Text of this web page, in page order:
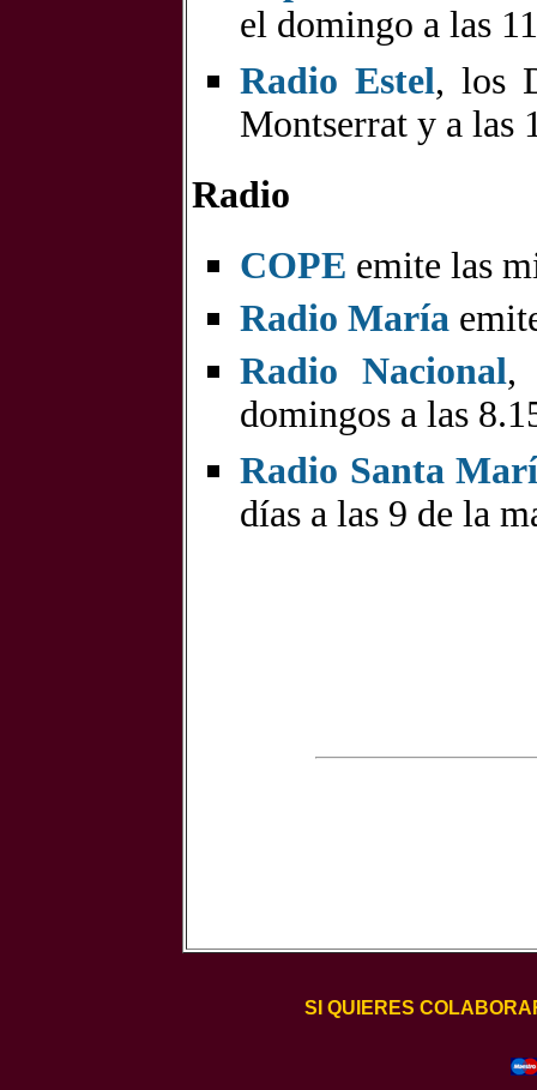
el domingo a las
Radio Estel, los
Montserrat y a las
Radio
COPE emite las
Radio María
Radio Nacional,
domingos a las
Radio Santa
días a las 9 de la
SI QUIERES